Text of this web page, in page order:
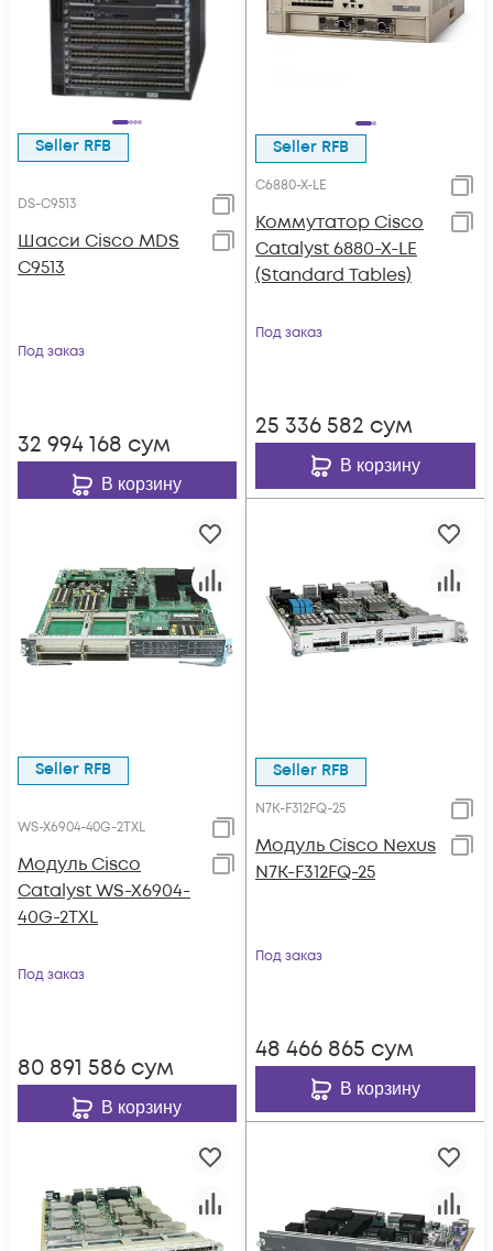
Seller RFB
DS-C9513
Шасси Cisco MDS
C9513
Под заказ
32 994 168 сум
В корзину
Seller RFB
C6880-X-LE
Коммутатор Cisco
Catalyst 6880-X-LE
(Standard Tables)
Под заказ
25 336 582 сум
В корзину
Seller RFB
WS-X6904-40G-2TXL
Модуль Cisco
Catalyst WS-X6904-
40G-2TXL
Под заказ
80 891 586 сум
В корзину
Seller RFB
N7K-F312FQ-25
Модуль Cisco Nexus
N7K-F312FQ-25
Под заказ
48 466 865 сум
В корзину